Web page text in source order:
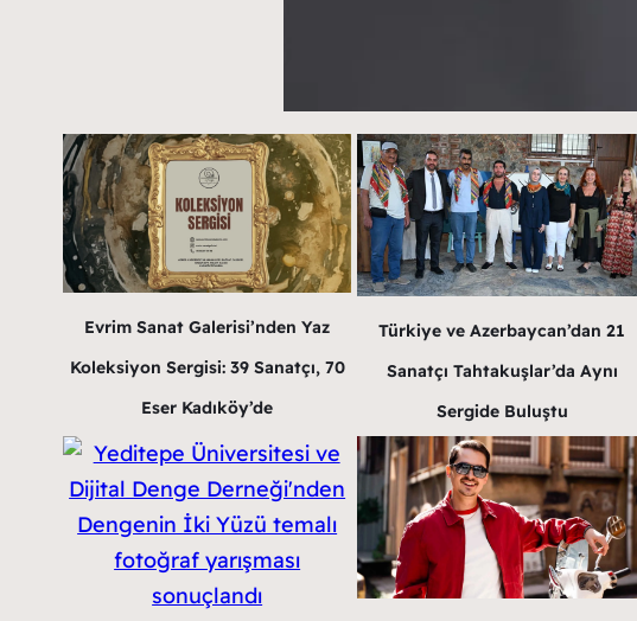
Evrim Sanat Galerisi’nden Yaz
Koleksiyon Sergisi: 39 Sanatçı, 70
Eser Kadıköy’de
Türkiye ve Azerbaycan’dan 21
Sanatçı Tahtakuşlar’da Aynı
Sergide Buluştu